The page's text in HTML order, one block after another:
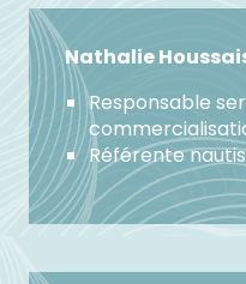
Nathalie
Responsable
Référente